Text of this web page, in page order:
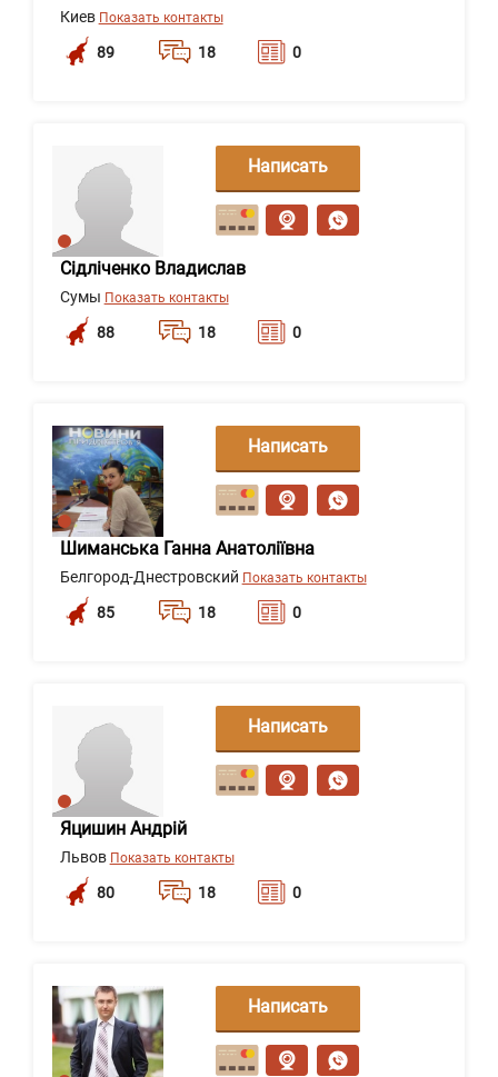
Киев Показать контакты
89 18 0
Сідліченко Владислав
Сумы Показать контакты
88 18 0
Написать
сообщение
Шиманська Ганна Анатоліївна
Белгород-Днестровский Показать контакты
85 18 0
Написать
сообщение
Яцишин Андрій
Львов Показать контакты
80 18 0
Написать
сообщение
Написать
сообщение